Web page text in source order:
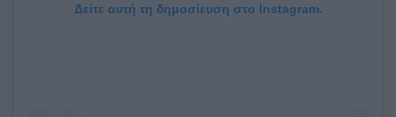
Δείτε αυτή τη δημοσίευση στο Instagram.